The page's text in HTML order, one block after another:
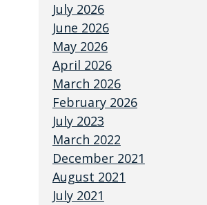
July 2026
June 2026
May 2026
April 2026
March 2026
February 2026
July 2023
March 2022
December 2021
August 2021
July 2021